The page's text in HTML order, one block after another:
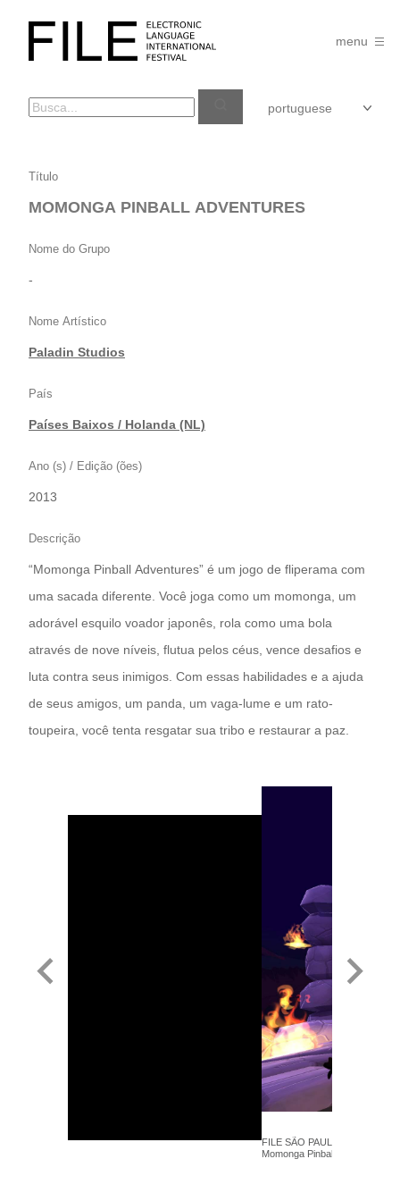
FILE
FESTIVAL
menu
MOMONGA
PINBALL
Título
MOMONGA PINBALL ADVENTURES
Nome do Grupo
-
Nome Artístico
Paladin Studios
País
Países Baixos / Holanda (NL)
Ano (s) / Edição (ões)
2013
Descrição
“Momonga Pinball Adventures” é um jogo de fliperama com
uma sacada diferente. Você joga como um momonga, um
adorável esquilo voador japonês, rola como uma bola
através de nove níveis, flutua pelos céus, vence desafios e
luta contra seus inimigos. Com essas habilidades e a ajuda
de seus amigos, um panda, um vaga-lume e um rato-
toupeira, você tenta resgatar sua tribo e restaurar a paz.
FILE SÃO PAULO 2013 -
Momonga Pinball Adventures -